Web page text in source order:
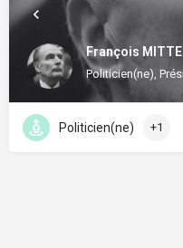
François
Politicien(ne),
Politicien(ne) +1